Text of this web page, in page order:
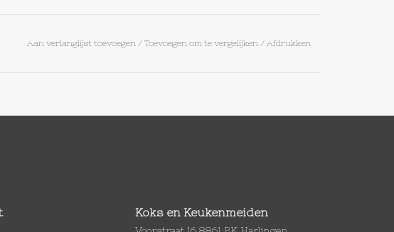
Aan verlanglijst toevoegen/ Toevoegen om te vergelijken / Afdrukken
Koks en Keukenmeiden